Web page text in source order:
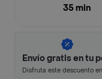
35 min
Envío gratis en tu
Disfruta este descuento